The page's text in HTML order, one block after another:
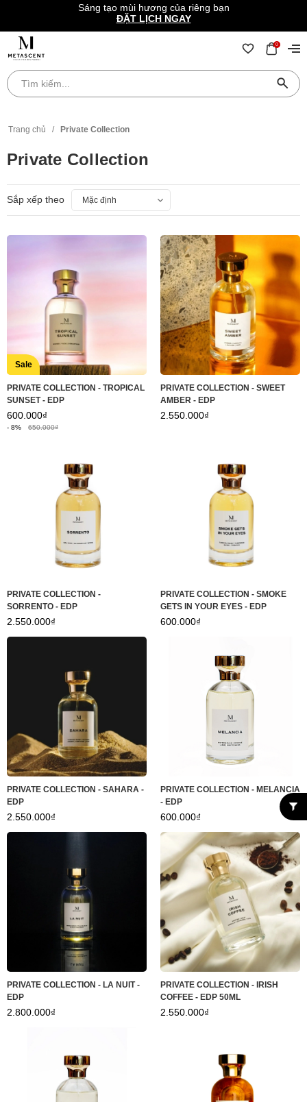
Sáng tạo mùi hương của riêng bạn
ĐẶT LỊCH NGAY
0
Trang chủ / Private Collection
Private Collection
Sắp xếp theo Mặc định
Sale
PRIVATE COLLECTION - TROPICAL
SUNSET - EDP
600.000₫
- 8% 650.000₫
PRIVATE COLLECTION - SWEET
AMBER - EDP
2.550.000₫
PRIVATE COLLECTION -
SORRENTO - EDP
2.550.000₫
PRIVATE COLLECTION - SMOKE
GETS IN YOUR EYES - EDP
600.000₫
PRIVATE COLLECTION - SAHARA -
EDP
2.550.000₫
PRIVATE COLLECTION - MELANCIA
- EDP
600.000₫
PRIVATE COLLECTION - LA NUIT -
EDP
2.800.000₫
PRIVATE COLLECTION - IRISH
COFFEE - EDP 50ML
2.550.000₫